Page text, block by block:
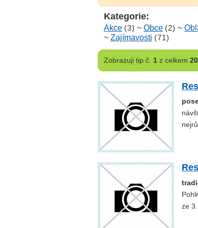
Kategorie:
Akce (3) ~ Obce (2) ~
~ Zajímavosti (71)
Zobrazujitip č. 1z celkem
ze